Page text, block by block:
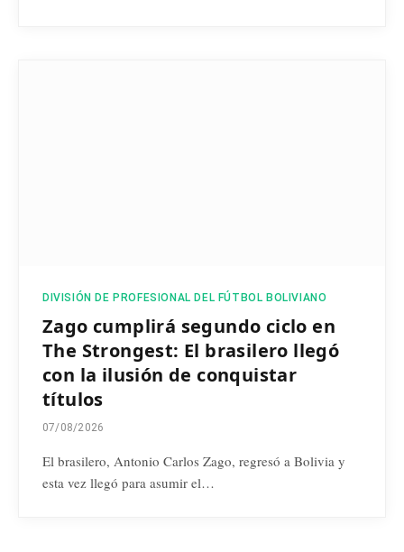
DIVISIÓN DE PROFESIONAL DEL FÚTBOL BOLIVIANO
Zago cumplirá segundo ciclo en
The Strongest: El brasilero llegó
con la ilusión de conquistar
títulos
07/08/2026
El brasilero, Antonio Carlos Zago, regresó a Bolivia y
esta vez llegó para asumir el…